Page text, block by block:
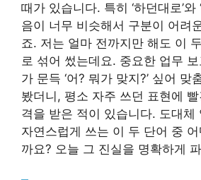
때가 있습니다. 특히 ‘하던대로’와
음이 너무 비슷해서 구분이 어려
죠. 저는 얼마 전까지만 해도 이
로 섞어 썼는데요. 중요한 업무
가 문득 ‘어? 뭐가 맞지?’ 싶어 맞
봤더니, 평소 자주 쓰던 표현에
격을 받은 적이 있습니다. 도대체
자연스럽게 쓰는 이 두 단어 중
까요? 오늘 그 진실을 명확하게